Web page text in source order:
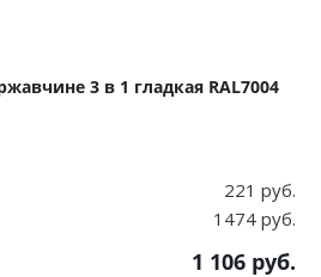
3 в 1 гладкая RAL7004
221 руб.
1474 руб.
1 106 руб.